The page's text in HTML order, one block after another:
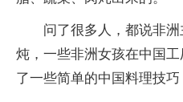
问了很多人，都说非
炖，一些非洲女孩在中国
了一些简单的中国料理技巧